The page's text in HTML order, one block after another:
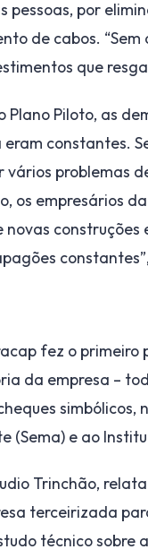
pessoas, por
de cabos.
que
Plano Piloto, as
constantes.
problemas
os empresários
novas
fez o
da empresa –
simbólicos,
(Sema) e ao
Trinchão, relata
terceirizada
técnico